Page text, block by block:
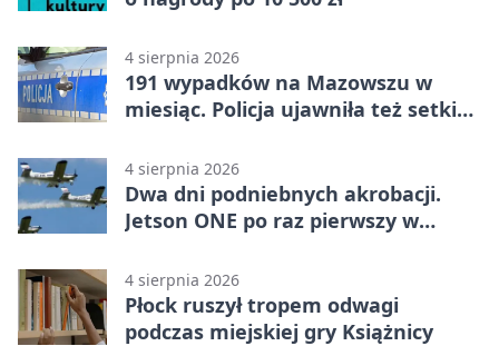
4 sierpnia 2026
191 wypadków na Mazowszu w
miesiąc. Policja ujawniła też setki
4 sierpnia 2026
Dwa dni podniebnych akrobacji.
Jetson ONE po raz pierwszy w
4 sierpnia 2026
Płock ruszył tropem odwagi
podczas miejskiej gry Książnicy